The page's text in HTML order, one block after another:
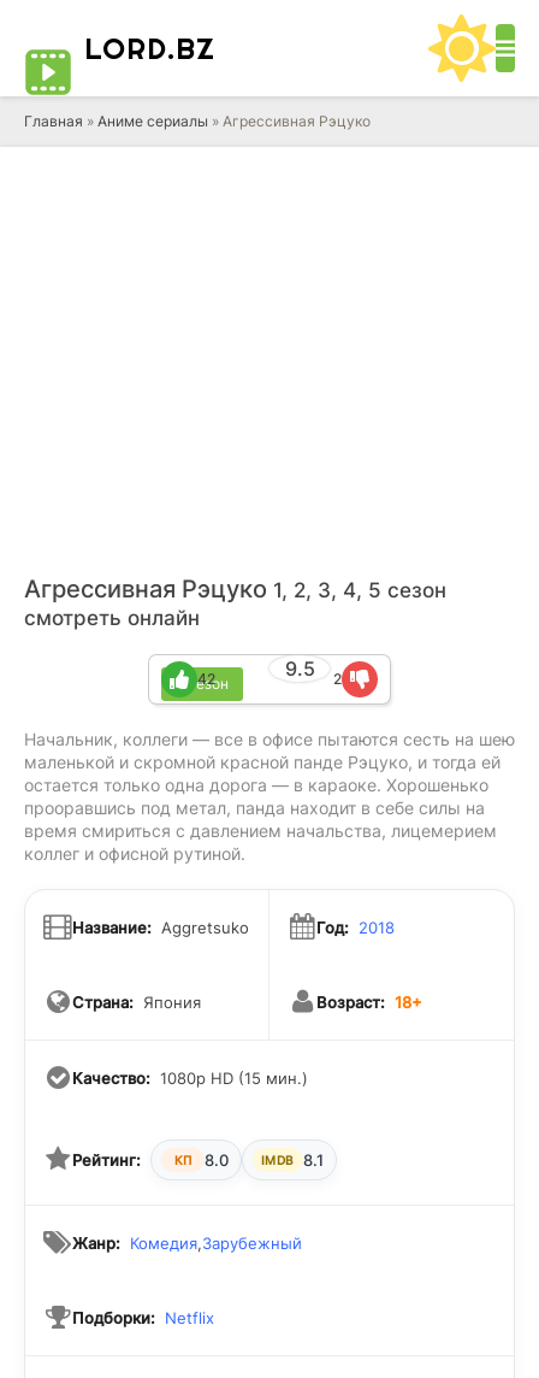
LORD.BZ
Главная » Аниме сериалы » Агрессивная Рэцуко
Агрессивная Рэцуко 1, 2, 3, 4, 5 сезон
смотреть онлайн
5 сезон
9.5
42 2
Начальник, коллеги — все в офисе пытаются сесть на шею
маленькой и скромной красной панде Рэцуко, и тогда ей
остается только одна дорога — в караоке. Хорошенько
прооравшись под метал, панда находит в себе силы на
время смириться с давлением начальства, лицемерием
коллег и офисной рутиной.
Название: Aggretsuko
Страна: Япония
Год: 2018
Возраст: 18+
Качество: 1080p HD (15 мин.)
Рейтинг: КП 8.0 IMDB 8.1
Жанр: Комедия,Зарубежный
Подборки: Netflix